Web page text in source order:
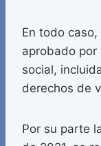
En todo
aprobado por
social,
derechos de
Por su parte